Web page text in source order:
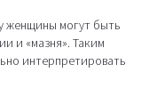
женщины могут быть
и «мазня». Таким
интерпретировать